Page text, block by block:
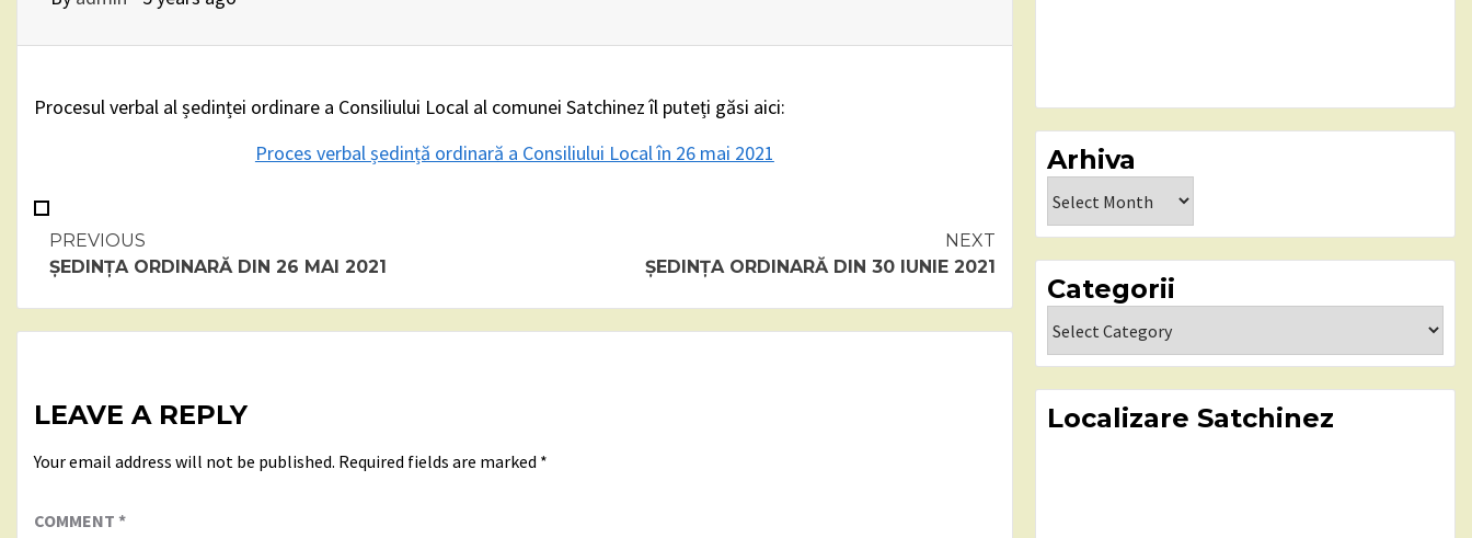
Procesul verbal al ședinței ordinare a Consiliului Local al comunei Satchinez îl puteți găsi aici:
Proces verbal ședință ordinară a Consiliului Local în 26 mai 2021
Continue
Reading
PREVIOUS
ȘEDINȚA ORDINARĂ DIN 26 MAI 2021
NEXT
ȘEDINȚA ORDINARĂ DIN 30 IUNIE 2021
LEAVE A REPLY
Your email address will not be published. Required fields are marked *
COMMENT *
Arhiva
Categorii
Localizare Satchinez